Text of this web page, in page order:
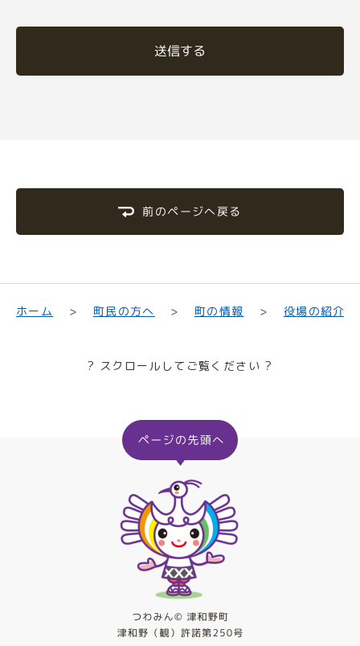
送信する
前のページへ戻る
ホーム 町民の方へ 町の情報 役場の紹介
? スクロールしてご覧ください ?